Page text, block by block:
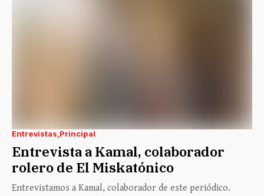
Entrevistas Principal
Entrevista a Kamal, colaborador
rolero de El Miskatónico
Entrevistamos a Kamal, colaborador de este periódico.